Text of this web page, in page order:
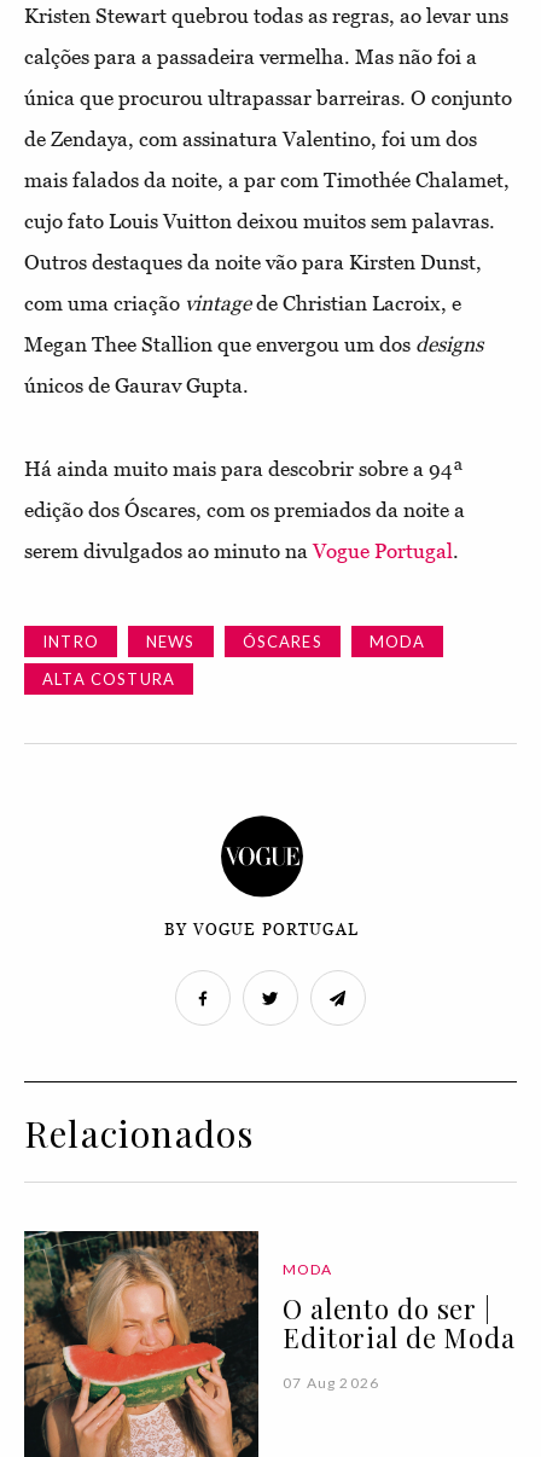
Kristen Stewart quebrou todas as regras, ao levar uns
calções para a passadeira vermelha. Mas não foi a
única que procurou ultrapassar barreiras. O conjunto
de Zendaya, com assinatura Valentino, foi um dos
mais falados da noite, a par com Timothée Chalamet,
cujo fato Louis Vuitton deixou muitos sem palavras.
Outros destaques da noite vão para Kirsten Dunst,
com uma criação vintagede Christian Lacroix, e
Megan Thee Stallion que envergou um dos designs
únicos de Gaurav Gupta.
Há ainda muito mais para descobrir sobre a 94ª
edição dos Óscares, com os premiados da noite a
serem divulgados ao minuto naVogue Portugal.
INTRO NEWS ÓSCARES
MODA
ALTA COSTURA
BY VOGUE PORTUGAL
Relacionados
MODA
O alento do ser |
Editorial de Moda
07 Aug 2026